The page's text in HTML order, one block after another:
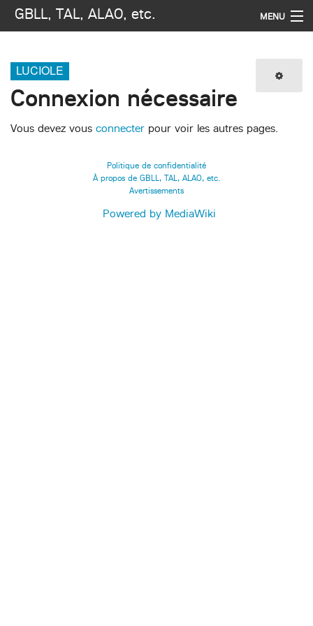
GBLL, TAL, ALAO, etc. MENU
Imprimer / exporter
LUCIOLE
Connexion nécessaire
Vous devez vous connecter pour voir les autres pages.
Politique de confidentialité
À propos de GBLL, TAL, ALAO, etc.
Avertissements
Powered by MediaWiki